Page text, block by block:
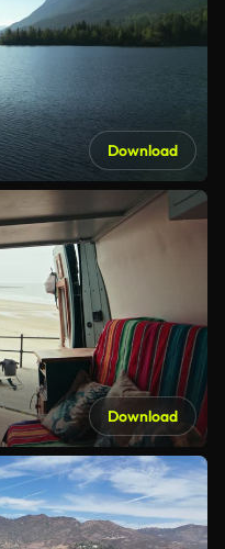
Download
Download